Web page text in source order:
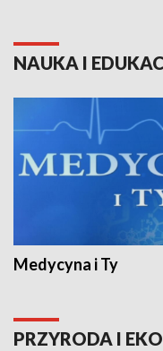
NAUKA I
Medycyna i Ty
PRZYRODA I